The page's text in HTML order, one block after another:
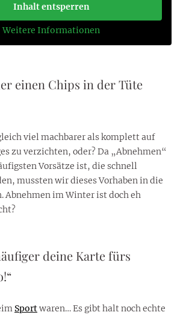
Inhalt entsperren
Weitere Informationen
einen Chips in der Tüte
viel machbarer als komplett auf
zu verzichten, oder? Da „Abnehmen“
Vorsätze ist, die schnell
mussten wir dieses Vorhaben in die
Abnehmen im Winter ist doch eh
deine Karte fürs
Sportwaren… Es gibt halt noch echte